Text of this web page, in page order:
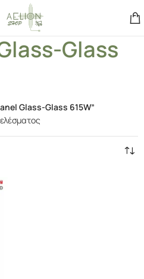
Glass
Glass-Glass 615W”